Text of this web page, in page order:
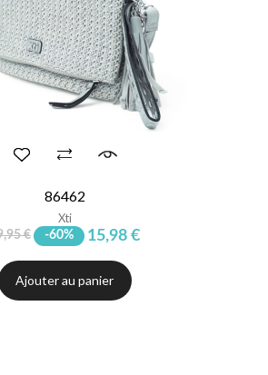
86462
Xti
€ -60% 15,98 €
Ajouter au panier